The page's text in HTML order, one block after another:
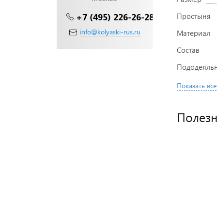
+7 (495) 226-26-28
info@kolyaski-rus.ru
Простыня
Материал
Состав
Показать все